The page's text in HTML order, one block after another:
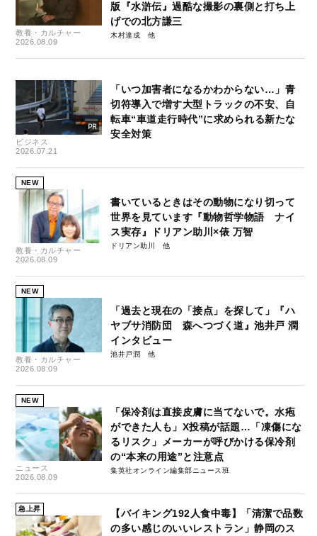
教養・カルチャー
2026.08.09
版『水滸伝』過酷な撮影の裏側と打ち上
げでの北方謙三
木村達成
ビジネス
2026.07.21
「いつ加害者になるかわからない…」青
切符導入で増す大型トラックの不安、自
転車“車道走行時代”に求められる新たな
安全対策
NEW
教養・カルチャー
2026.08.09
書いているときはその動物になり切って
世界を見ています『動物哲学物語 ナイ
ス実存』ドリアン助川×俵 万智
ドリアン助川
NEW
教養・カルチャー
2026.08.09
「過去と現在の「接点」を探して」『ハ
ヤブサ消防団 森へつづく道』池井戸 潤
インタビュー
池井戸潤
NEW
ニュース
2026.08.09
「保冷剤は直接皮膚に当てないで。水疱
ができた人も」X投稿が話題…「凍傷にな
るリスク」メーカーが呼びかける保冷剤
の“本来の用途”と注意点
集英社オンライン編集部ニュース班
急上昇
【バイキング192人食中毒】「清潔で品数
の多い感じのいいレストラン」静岡のス